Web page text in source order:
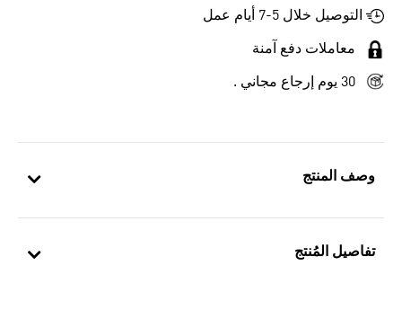
وصف المنتج
تفاصيل المُنتج
التوصيل خلال 5-7 أيام عمل
معاملات دفع آمنة